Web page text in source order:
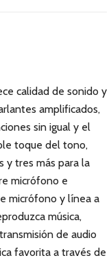
calidad de sonido y
amplificados,
sin igual y el
toque del tono,
y tres más para la
micrófono e
micrófono y línea a
música,
de audio
favorita a través de